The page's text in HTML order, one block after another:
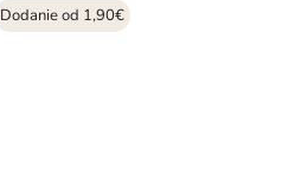
Dodanie od 1,90€